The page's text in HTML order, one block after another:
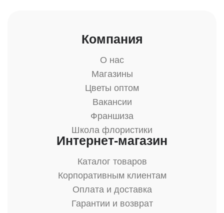
Компания
О нас
Магазины
Цветы оптом
Вакансии
Франшиза
Школа флористики
Интернет-магазин
Каталог товаров
Корпоративным клиентам
Оплата и доставка
Гарантии и возврат